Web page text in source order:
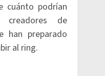
cuánto podrían
de
han preparado
al ring.